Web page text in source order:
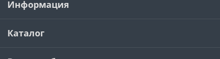
Информация
Каталог